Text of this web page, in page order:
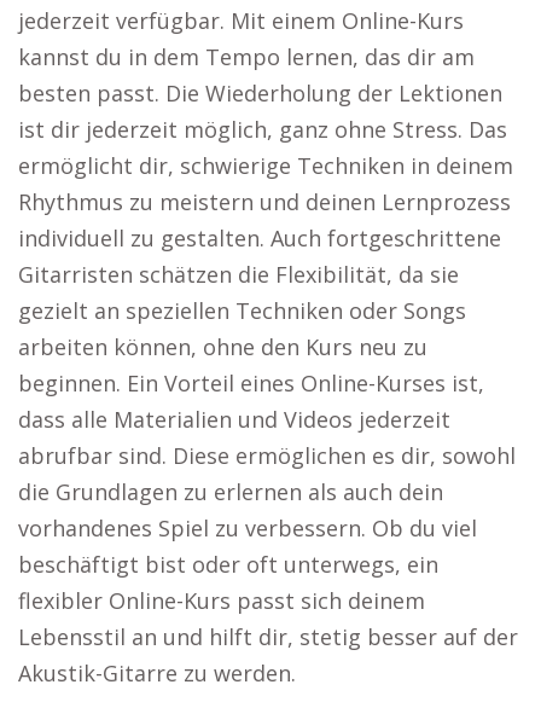
jederzeit verfügbar. Mit einem Online-Kurs
kannst du in dem Tempo lernen, das dir am
besten passt. Die Wiederholung der Lektionen
ist dir jederzeit möglich, ganz ohne Stress. Das
ermöglicht dir, schwierige Techniken in deinem
Rhythmus zu meistern und deinen Lernprozess
individuell zu gestalten. Auch fortgeschrittene
Gitarristen schätzen die Flexibilität, da sie
gezielt an speziellen Techniken oder Songs
arbeiten können, ohne den Kurs neu zu
beginnen. Ein Vorteil eines Online-Kurses ist,
dass alle Materialien und Videos jederzeit
abrufbar sind. Diese ermöglichen es dir, sowohl
die Grundlagen zu erlernen als auch dein
vorhandenes Spiel zu verbessern. Ob du viel
beschäftigt bist oder oft unterwegs, ein
flexibler Online-Kurs passt sich deinem
Lebensstil an und hilft dir, stetig besser auf der
Akustik-Gitarre zu werden.